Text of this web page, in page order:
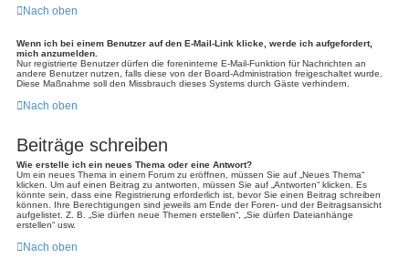
Nach oben
Wenn ich bei einem Benutzer auf den E-Mail-Link klicke, werde ich aufgefordert,
mich anzumelden.
Nur registrierte Benutzer dürfen die foreninterne E-Mail-Funktion für Nachrichten an
andere Benutzer nutzen, falls diese von der Board-Administration freigeschaltet wurde.
Diese Maßnahme soll den Missbrauch dieses Systems durch Gäste verhindern.
Nach oben
Beiträge schreiben
Wie erstelle ich ein neues Thema oder eine Antwort?
Um ein neues Thema in einem Forum zu eröffnen, müssen Sie auf „Neues Thema“
klicken. Um auf einen Beitrag zu antworten, müssen Sie auf „Antworten“ klicken. Es
könnte sein, dass eine Registrierung erforderlich ist, bevor Sie einen Beitrag schreiben
können. Ihre Berechtigungen sind jeweils am Ende der Foren- und der Beitragsansicht
aufgelistet. Z. B. „Sie dürfen neue Themen erstellen“, „Sie dürfen Dateianhänge
erstellen“ usw.
Nach oben